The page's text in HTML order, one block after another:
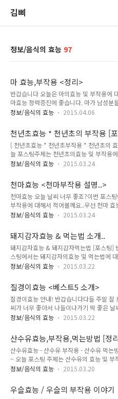
김삐
정보/음식의 효능 97
마 효능,부작용 <정리>
반갑습니다 오늘은 마의효능 및 부작용에
마효능 정력증진에 좋습니다. 마가 남성분
아셨나요?각종 비타민과 필수아미노산이
요 위에 좋습니다. 마의 뮤신이라는 성분이
합니다.그래서 위경련이나 위궤양에 좋다고
뇨에 좋습니다. 마의 디아스타제라는 성분
로 바껴 인슐린분비를 촉진시켜준다고 합
춰준다고 하네요 폐에 좋습니다. 마의 디아
드시면 두뇌활동이 활발해져서 기억력이 좋
는 치매 예방에도 좋다고 합니..
정보/음식의 효능 2015.04.06
천년초효능 * 천년초의 부작용 [
[ 천년초효능 * 천년초부작용 * 천년초의
늘 포스팅주제는 천년초의효능 및 부작용
천년초효능부터 시작합니다. 천년초 효능
발저림 완화,각종성인병 예방 등에 효과를
몸에서 가장중요한게 혈액순환이 잘되는겁
- 피로회복 천년초는 만성피로 치료에도
도 좋다고 합니다. 설사 및 변비치료 천년
을 진정시키는 효능이 있어서 설사나 변비
히 드시면 체질개선이 된다고 합니다.평소
기력회복에 도움을 받을수 있습니다...
정보/음식의 효능 2015.03.24
천마효능 <천마부작용 설명..>
천마효능 오늘 날씨 너무 좋죠?이번 포스
부작용에 대해서 적어볼께요..우선 천마 효
천마효능 항암효과 천마를 꾸준히 섭취하시
내에 암세포가 생기는걸 사전에 막아준다
마를 가루로 만들어서 물에타서 1회 한스푼
됩니다. 천마 효능 - 뇌건강 천마를 꾸준히
화시킨다고 합니다.특히 막힌 뇌혈관을 풀
뇌와 관련된 질병을 치료하는데 효과적이라
건강에 좋기때문에 중풍치료에도 도움이 된
환 천마는 혈관내 콜레스테롤을 제거해..
정보/음식의 효능 2015.03.24
돼지감자효능 & 먹는법 소개..
돼지감자효능 & 돼지감자먹는법 [포스팅]
스팅에서는 돼지감자의효능 및 먹는법에
지감자는 귀화식물입니다.들판이나 야생에
는 농가가 늘어나고 있다고 합니다. 돼지감
돼지감자에는 쳔연 인슐린이라고 불리는 이
슐린 수치를 떨어뜨리는 효능이 있다고 합
만을 먹고서 당뇨를 완치한 사례가 있어서
고있습니다. 돼지감자효능 - 뼈에도 굿!! 또
효능 - 항산화작용 / 암예방 돼지감자에 포
는 혈관을 깨끗하게 만들고폴리페놀은 암의
정보/음식의 효능 2015.03.22
질경이효능 <베스트5 소개>
질경이효능 안내! 반갑습니다다들 주말 잘
씨가 너무 좋아서 나들이나가기 딱 좋은 날
록 건강한 먹거리를 많이 먹어야겠죠.오늘
다 질경이는 알코올분해 능력이 뛰어나며
고 합니다.건조시킨 질경이를 달여서 먹거
면 좋다고 하네요. 질경이의 효능 - 변비해
는 섬유질이 풍부해서 장운동을 활발하게
그래서 배변활동에 좋다고 하네요 다이어트
그래서 다이어트 식품으로 좋다고 합니다.
에 좋습니다 질경이는 각막을 보호해주는
정보/음식의 효능 2015.03.22
산수유효능,부작용,먹는방법 [정
산수유효능 - 산수유 부작용 - 산수유 먹는
~ 오늘 포스팅 주제는 산수유의 효능 및 부
는방법에 대한 내용입니다. 관심이 있으시
신장을 좋게해서 정력을 증진시켜주는 효능
혈압에 좋아요 산수유에는 칼륨이 많이 함
정보/음식의 효능 2015.03.20
우슬효능 / 우슬의 부작용 이야기